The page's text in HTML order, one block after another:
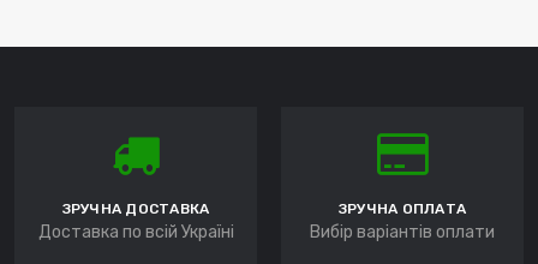
ЗРУЧНА ДОСТАВКА
Доставка по всій Україні
ЗРУЧНА ОПЛАТА
Вибір варіантів оплати